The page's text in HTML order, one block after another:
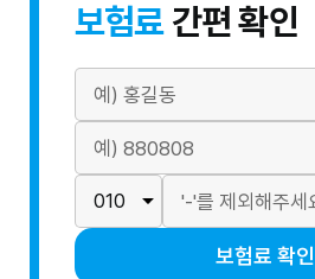
보험료간편 확인
보험료 확인